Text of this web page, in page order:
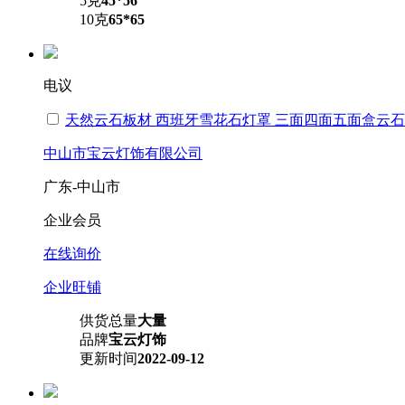
10克65*65
电议
天然云石板材 西班牙雪花石灯罩 三面四面五面盒云
中山市宝云灯饰有限公司
广东-中山市
企业会员
在线询价
企业旺铺
供货总量大量
品牌宝云灯饰
更新时间2022-09-12